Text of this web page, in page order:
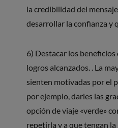
la credibilidad del
desarrollar la confianza y
6) Destacar los
logros alcanzados. . La
sienten motivadas por el
por ejemplo, darles las
opción de viaje «verde»
repetirla y a que tengan